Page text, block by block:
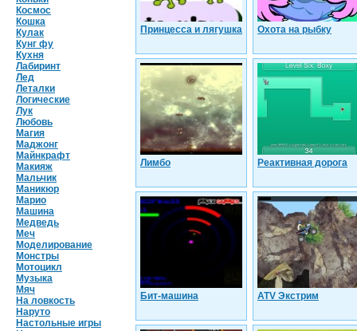
Космос
Кошка
Кулак
Кунг фу
Кухня
Лабиринт
Лед
Леталки
Логические
Лук
Любовь
Магия
Маджонг
Майнкрафт
Макияж
Мальчик
Маникюр
Марио
Машина
Медведь
Меч
Моделирование
Монстры
Мотоцикл
Музыка
Мяч
На ловкость
Наруто
Настольные игры
Принцесса и лягушка Охота на рыбку
Лимбо Реактивная дорога
Бит-машина ATV Экстрим